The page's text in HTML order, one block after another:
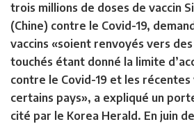
trois millions de doses de vaccin
(Chine) contre le Covid-19,
vaccins «soient renvoyés vers
touchés étant donné la limite
contre le Covid-19 et les récentes
certains pays», a expliqué un
cité par le Korea Herald. En juin